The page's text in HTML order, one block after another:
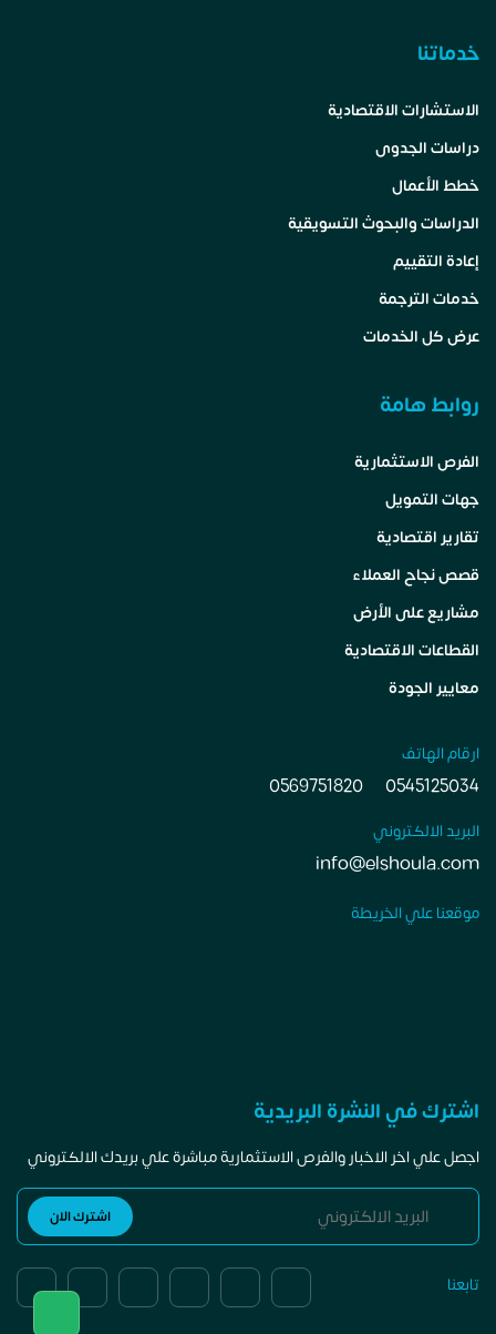
خدماتنا
الاستشارات الاقتصادية
دراسات الجدوى
خطط الأعمال
الدراسات والبحوث التسويقية
إعادة التقييم
خدمات الترجمة
عرض كل الخدمات
روابط هامة
الفرص الاستثمارية
جهات التمويل
تقارير اقتصادية
قصص نجاح العملاء
مشاريع على الأرض
القطاعات الاقتصادية
معايير الجودة
ارقام الهاتف
0545125034
0569751820
البريد الالكتروني
info@elshoula.com
موقعنا علي الخريطة
اشترك في النشرة البريدية
اجصل علي اخر الاخبار والفرص الاستثمارية مباشرة علي بريدك الالكتروني
تابعنا